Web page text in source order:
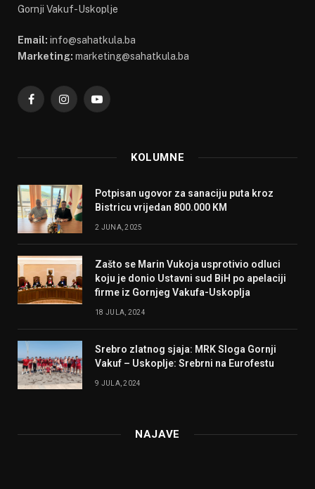
Gornji Vakuf-Uskoplje
Email: info@sahatkula.ba
Marketing: marketing@sahatkula.ba
FacebookInstagramYouTube
KOLUMNE
Potpisan ugovor za sanaciju puta kroz
Bistricu vrijedan 800.000 KM
2 JUNA, 2025
Zašto se Marin Vukoja usprotivio odluci
koju je donio Ustavni sud BiH po apelaciji
firme iz Gornjeg Vakufa-Uskoplja
18 JULA, 2024
Srebro zlatnog sjaja: MRK Sloga Gornji
Vakuf – Uskoplje: Srebrni na Eurofestu
9 JULA, 2024
NAJAVE